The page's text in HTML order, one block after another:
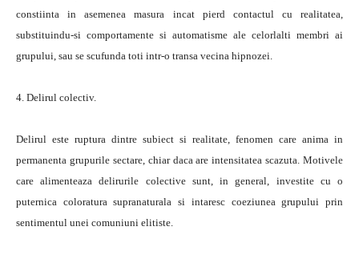
constiinta in asemenea masura incat pierd contactul cu realitatea,
substituindu-si comportamente si automatisme ale celorlalti membri ai
grupului, sau se scufunda toti intr-o transa vecina hipnozei.
4. Delirul colectiv.
Delirul este ruptura dintre subiect si realitate, fenomen care anima in
permanenta grupurile sectare, chiar daca are intensitatea scazuta. Motivele
care alimenteaza delirurile colective sunt, in general, investite cu o
puternica coloratura supranaturala si intaresc coeziunea grupului prin
sentimentul unei comuniuni elitiste.